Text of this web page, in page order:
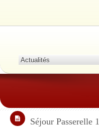
Séjour Passerelle